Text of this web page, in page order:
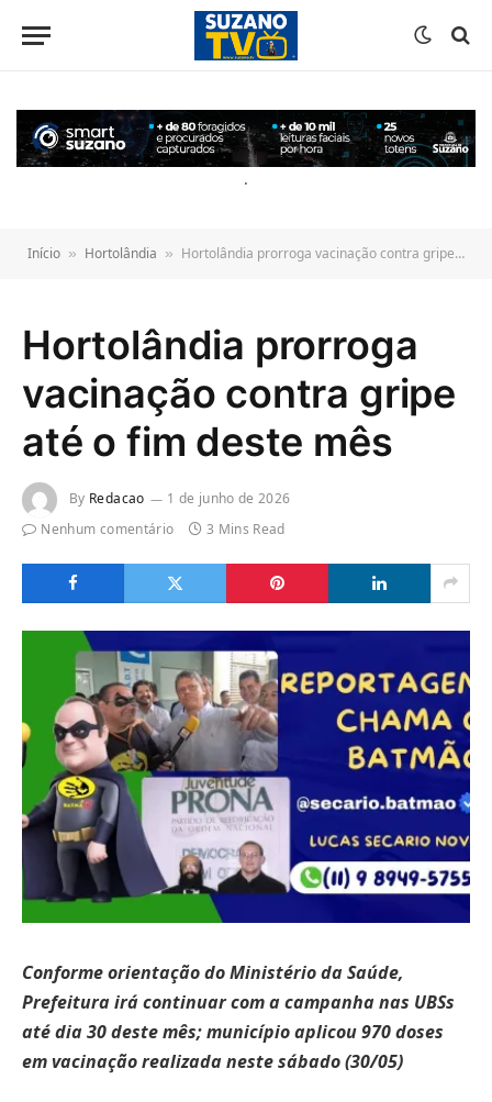
conteúdo
.
Início » Hortolândia » Hortolândia prorroga vacinação contra gripe até o fim deste mês
Hortolândia prorroga
vacinação contra gripe
até o fim deste mês
By Redacao
1 de junho de 2026
Nenhum comentário
3 Mins Read
Conforme orientação do Ministério da Saúde,
Prefeitura irá continuar com a campanha nas UBSs
até dia 30 deste mês; município aplicou 970 doses
em vacinação realizada neste sábado (30/05)